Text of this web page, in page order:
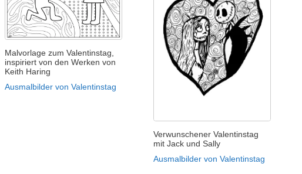
Malvorlage zum Valentinstag,
inspiriert von den Werken von
Keith Haring
Ausmalbilder von Valentinstag
Verwunschener Valentinstag
mit Jack und Sally
Ausmalbilder von Valentinstag